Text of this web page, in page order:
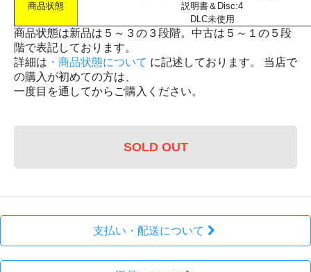
商品状態
説明書＆Disc:4
DLC未使用
商品状態は新品は５～３の３段階。中古は５～１の５段
階で表記しております。
詳細は ・商品状態について に記述しております。 当店で
の購入が初めての方は、
一度目を通してからご購入ください。
SOLD OUT
支払い・配送について